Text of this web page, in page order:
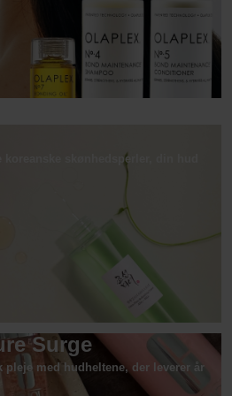
skønhedsperler, din hud
Surge
med hudheltene, der leverer år